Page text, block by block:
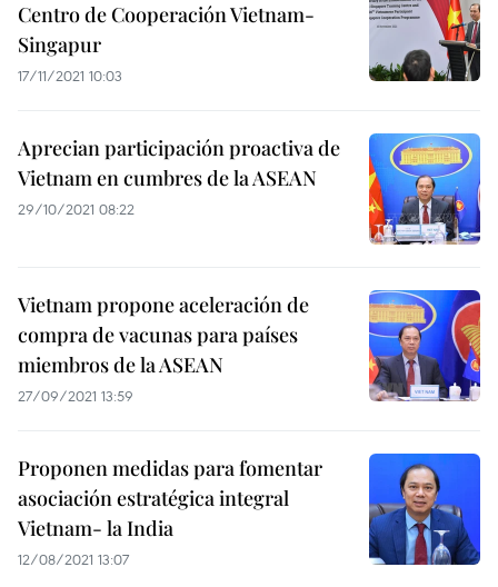
Centro de Cooperación Vietnam-
Singapur
17/11/2021 10:03
Aprecian participación proactiva de
Vietnam en cumbres de la ASEAN
29/10/2021 08:22
Vietnam propone aceleración de
compra de vacunas para países
miembros de la ASEAN
27/09/2021 13:59
Proponen medidas para fomentar
asociación estratégica integral
Vietnam- la India
12/08/2021 13:07